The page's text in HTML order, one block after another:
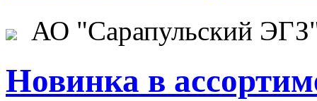
АО "Сарапульский
Новинка в